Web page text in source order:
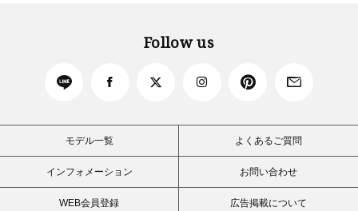
Follow us
モデル一覧 よくあるご質問
インフォメーション お問い合わせ
WEB会員登録 広告掲載について